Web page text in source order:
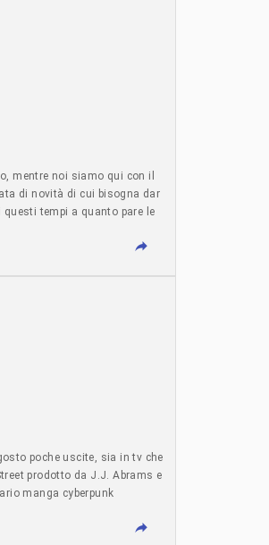
mentre noi siamo qui con il
di novità di cui bisogna dar
tempi a quanto pare le
- 2 agosto 2026 - articolo
poche uscite, sia in tv che
prodotto da J.J. Abrams e
manga cyberpunk
Cinema - 31 luglio 2026 -